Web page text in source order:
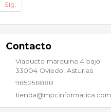
Sig.
Contacto
Viaducto marquina 4 bajo
33004 Oviedo Asturias
985258888
tienda@mpcinformatica.com